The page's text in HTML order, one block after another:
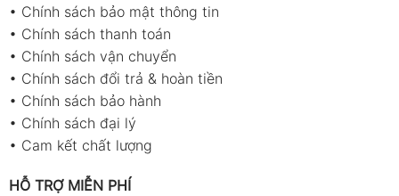
• Chính sách bảo mật thông tin
• Chính sách thanh toán
• Chính sách vận chuyển
• Chính sách đổi trả & hoàn tiền
• Chính sách bảo hành
• Chính sách đại lý
• Cam kết chất lượng
HỖ TRỢ MIỄN PHÍ